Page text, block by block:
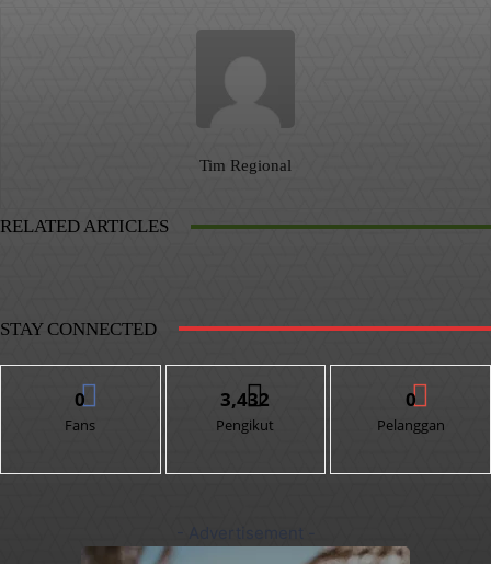
Tim Regional
RELATED ARTICLES
STAY CONNECTED
0
Fans
3,432
Pengikut
0
Pelanggan